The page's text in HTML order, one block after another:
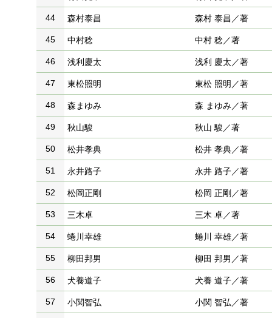
44 森村泰昌 森村 泰昌／著
45 中村稔 中村 稔／著
46 浅利慶太 浅利 慶太／著
47 東松照明 東松 照明／著
48 森まゆみ 森 まゆみ／著
49 秋山駿 秋山 駿／著
50 松井孝典 松井 孝典／著
51 永井路子 永井 路子／著
52 松岡正剛 松岡 正剛／著
53 三木卓 三木 卓／著
54 蜷川幸雄 蜷川 幸雄／著
55 柳田邦男 柳田 邦男／著
56 犬養道子 犬養 道子／著
57 小関智弘 小関 智弘／著